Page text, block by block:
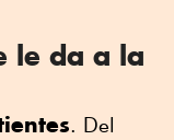
le da a la
. Del